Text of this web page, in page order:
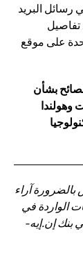
رسائل البريد
تفاصيل
على موقع
بشأن
وهولندا
آراء
الواردة في
بنك إن.إيه-